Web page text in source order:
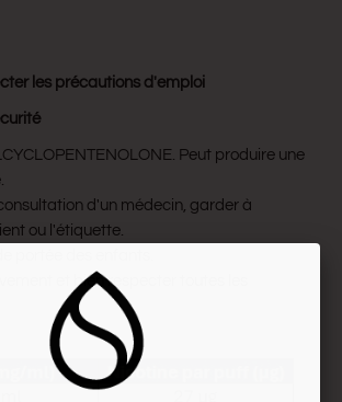
les précautions d'emploi
Peut produire une
d'un médecin, garder à
ou l'étiquette.
portée des enfants.
et bien respecter toutes les